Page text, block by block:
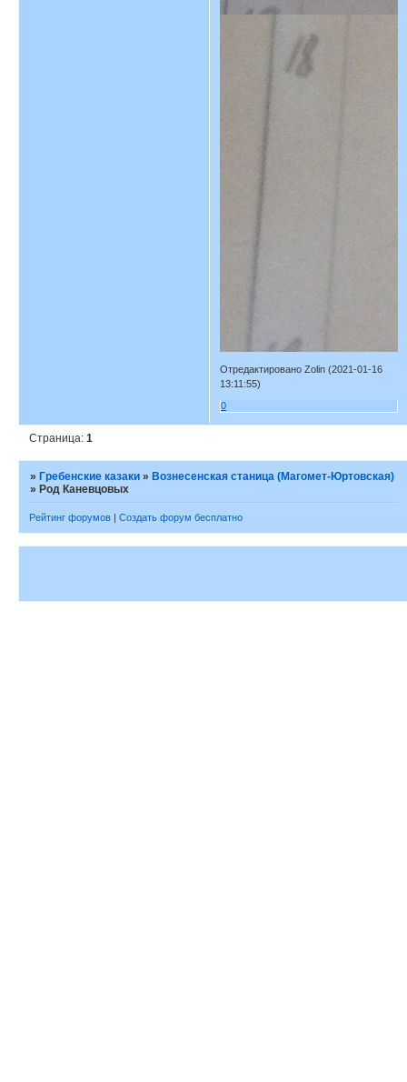
Отредактировано Zolin (2021-01-16
13:11:55)
0
Страница:1
»Гребенские казаки »Вознесенская станица (Магомет-Юртовская)
»Род Каневцовых
Рейтинг форумов | Создать форум бесплатно